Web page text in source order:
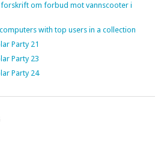
om forbud mot vannscooter i
with top users in a collection
Party 21
Party 23
Party 24